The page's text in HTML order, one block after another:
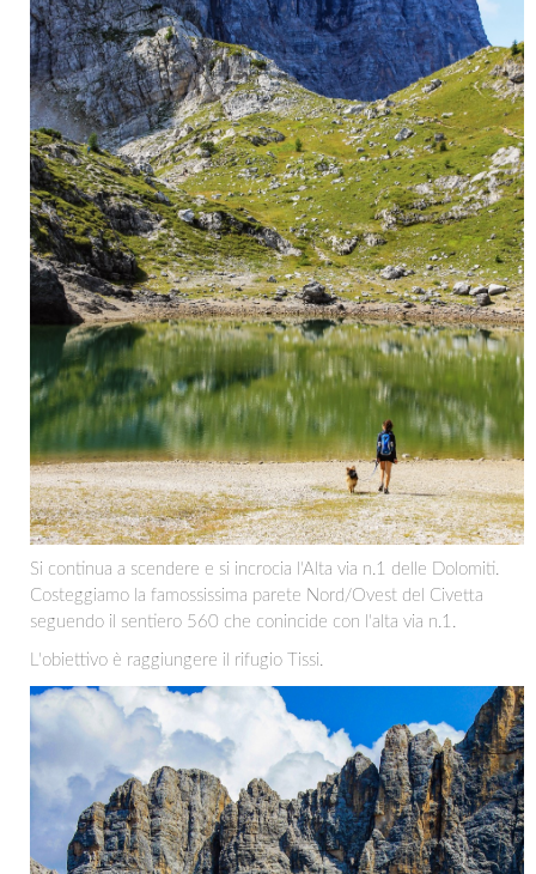
Si continua a scendere e si incrocia l'Alta via n.1 delle Dolomiti.
Costeggiamo la famossissima parete Nord/Ovest del Civetta
seguendo il sentiero 560 che conincide con l'alta via n.1.
L'obiettivo è raggiungere il rifugio Tissi.